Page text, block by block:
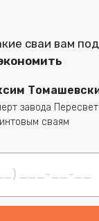
сваи вам
завода Пересвет
сваям